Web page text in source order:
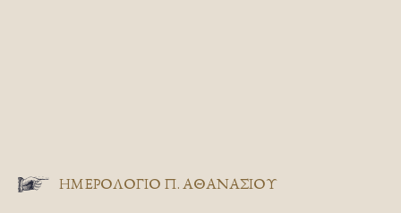
ΗΜΕΡΟΛΟΓΙΟ Π. ΑΘΑΝΑΣΙΟΥ